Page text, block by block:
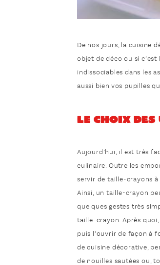
De nos jours, la cuisine
objet de déco ou si
indissociables dans les
aussi bien vos pupilles
Le choix
Aujourd’hui, il est très
culinaire. Outre les
servir de taille-crayons à
Ainsi, un taille-crayon
quelques gestes très
taille-crayon. Après
puis l’ouvrir de façon à
de cuisine décorative,
de nouilles sautées ou,